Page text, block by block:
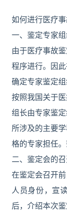
如何进行医疗
一、鉴定专家
由于医疗事故
程序进行。因
确定专家鉴定组
按照我国关于
组长由专家鉴
所涉及的主要
格的专家担任
二、鉴定会的
在鉴定会召开
人员身份，宣
后，介绍本次